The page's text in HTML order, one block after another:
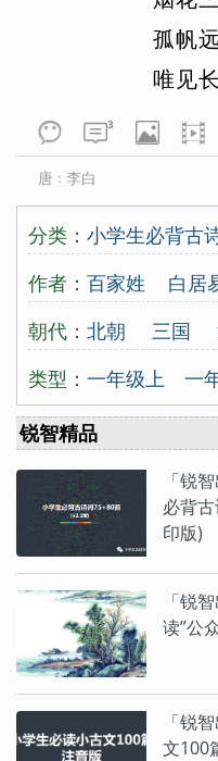
孤帆
唯见长
3
唐 ： 李白
分类： 小学生必背古
唐诗三百首
作者： 百家姓 白居
北朝民歌
蔡
陈东甫
程垓
陈子昂
戴叔伦
杜甫
杜审言
杜荀
方岳 范仲淹
龚自珍
归有
韩疁 韩偓 韩
贺知章
皇甫松
黄公
黄庭坚
黄孝
朝代： 北朝 三国
清 古
先秦
秦
类型： 一年级上 一
二年级下
三
四年级上
四
五年级下
六
唐诗300首
宋
咏史怀古
咏
送别怀人
边
爱情闺怨
百家姓 千字文
八年级上
八
锐智精品
「锐
必背
印版)
「锐
读”公
「锐
文100